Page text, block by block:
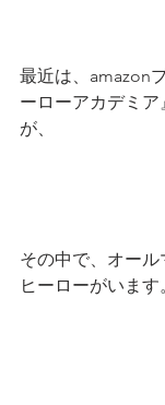
最近は、amazon
ーローアカデミ
が、
その中で、オー
ヒーローがいます